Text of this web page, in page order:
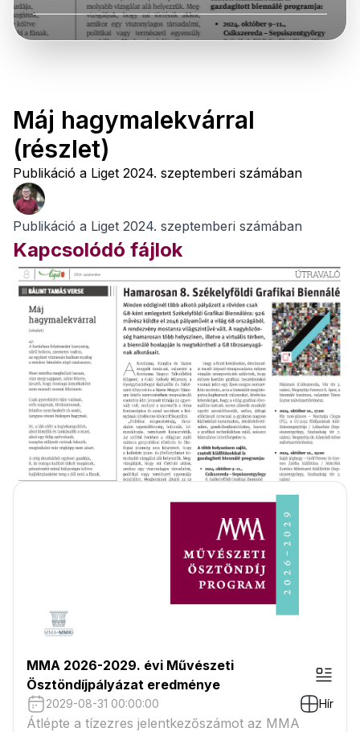
Máj hagymalekvárral
(részlet)
Publikáció a Liget 2024. szeptemberi számában
Publikáció a Liget 2024. szeptemberi számában
Kapcsolódó fájlok
MMA 2026-2029. évi Művészeti
Ösztöndíjpályázat eredménye
2029-08-31 00:00:00 Hír
Átlépte a tízezres jelentkezőszámot az MMA